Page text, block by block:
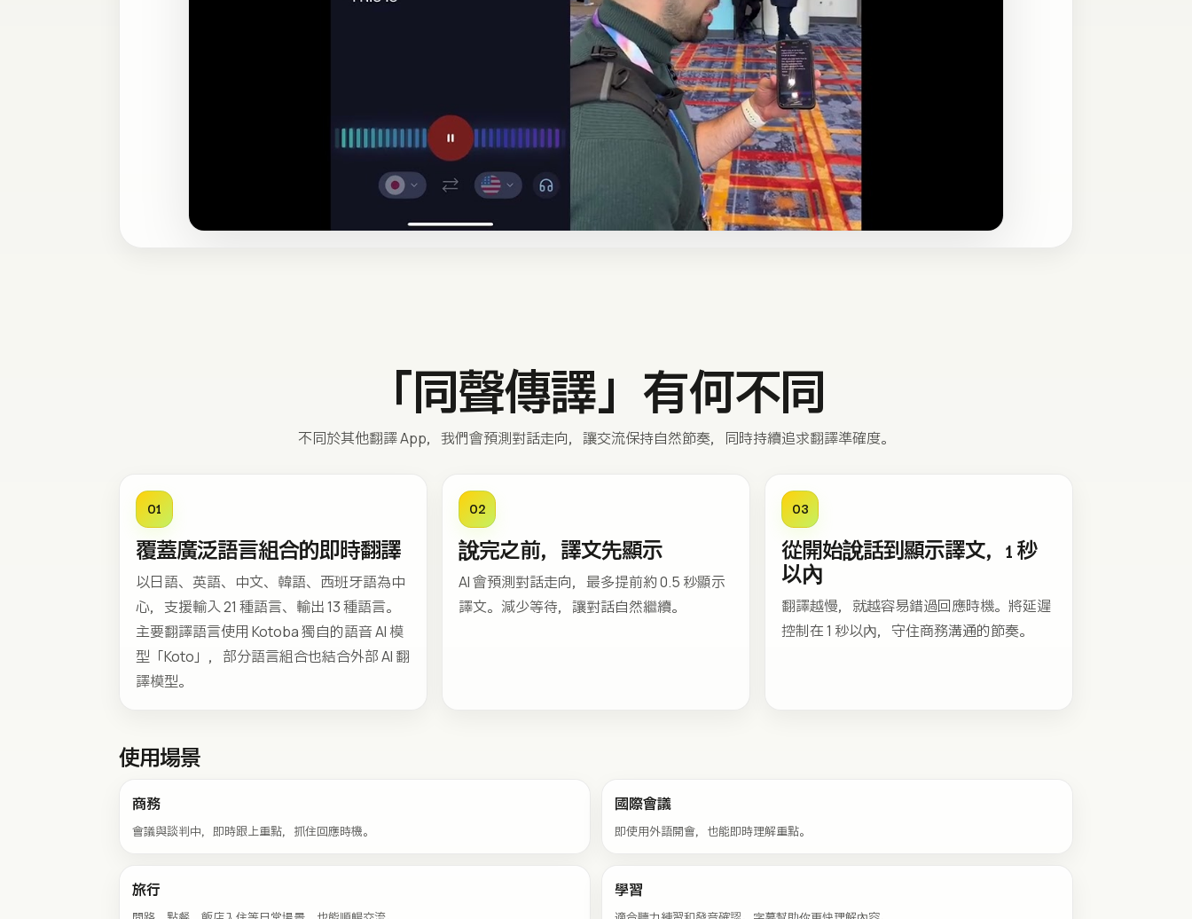
「同聲傳譯」有何不同
不同於其他翻譯 App，我們會預測對話走向，讓交流保持自然節奏，同時持續追求翻譯準確度。
01
覆蓋廣泛語言組合的即時翻譯
以日語、英語、中文、韓語、西班牙語為中
心，支援輸入 21 種語言、輸出 13 種語言。
主要翻譯語言使用 Kotoba 獨自的語音 AI 模
型「Koto」，部分語言組合也結合外部 AI 翻
譯模型。
02
說完之前，譯文先顯示
AI 會預測對話走向，最多提前約 0.5 秒顯示
譯文。減少等待，讓對話自然繼續。
03
從開始說話到顯示譯文，1 秒
以內
翻譯越慢，就越容易錯過回應時機。將延遲
控制在 1 秒以內，守住商務溝通的節奏。
使用場景
商務
會議與談判中，即時跟上重點，抓住回應時機。
國際會議
即使用外語開會，也能即時理解重點。
旅行 學習